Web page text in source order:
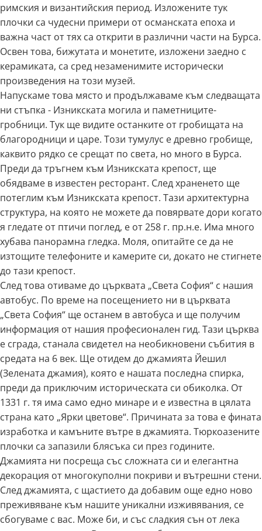
римския и византийския период. Изложените тук
плочки са чудесни примери от османската епоха и
важна част от тях са открити в различни части на Бурса.
Освен това, бижутата и монетите, изложени заедно с
керамиката, са сред незаменимите исторически
произведения на този музей.
Напускаме това място и продължаваме към следващата
ни стъпка - Изникската могила и паметниците-
гробници. Тук ще видите останките от гробищата на
благородници и царе. Този тумулус е древно гробище,
каквито рядко се срещат по света, но много в Бурса.
Преди да тръгнем към Изникската крепост, ще
обядваме в известен ресторант. След храненето ще
потеглим към Изникската крепост. Тази архитектурна
структура, на която не можете да повярвате дори когато
я гледате от птичи поглед, е от 258 г. пр.н.е. Има много
хубава панорамна гледка. Моля, опитайте се да не
изтощите телефоните и камерите си, докато не стигнете
до тази крепост.
След това отиваме до църквата „Света София“ с нашия
автобус. По време на посещението ни в църквата
„Света София“ ще останем в автобуса и ще получим
информация от нашия професионален гид. Тази църква
е сграда, станала свидетел на необикновени събития в
средата на 6 век. Ще отидем до джамията Йешил
(Зелената джамия), която е нашата последна спирка,
преди да приключим историческата си обиколка. От
1331 г. тя има само едно минаре и е известна в цялата
страна като „Ярки цветове“. Причината за това е фината
изработка и камъните вътре в джамията. Тюркоазените
плочки са запазили блясъка си през годините.
Джамията ни посреща със сложната си и елегантна
декорация от многокуполни покриви и вътрешни стени.
След джамията, с щастието да добавим още едно ново
преживяване към нашите уникални изживявания, се
сбогуваме с вас. Може би, и със сладкия сън от лека